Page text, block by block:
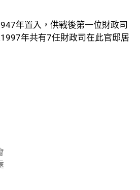
年置入，供戰後第一位財政司
年共有7任財政司在此官邸居